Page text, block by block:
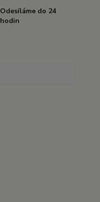
Odesíláme do 24
hodin